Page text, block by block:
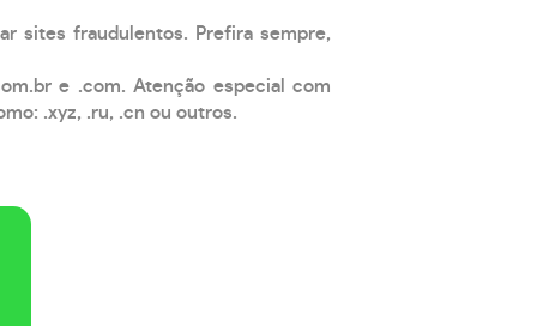
sites fraudulentos. Prefira sempre,
e .com. Atenção especial com
.xyz, .ru, .cn ou outros.